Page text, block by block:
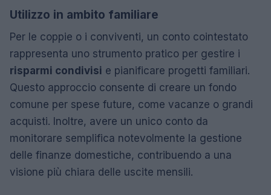
Utilizzo in ambito familiare
Per le coppie o i conviventi, un conto cointestato
rappresenta uno strumento pratico per gestire i
risparmi condivisi e pianificare progetti familiari.
Questo approccio consente di creare un fondo
comune per spese future, come vacanze o grandi
acquisti. Inoltre, avere un unico conto da
monitorare semplifica notevolmente la gestione
delle finanze domestiche, contribuendo a una
visione più chiara delle uscite mensili.